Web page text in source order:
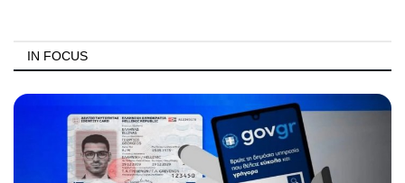
IN FOCUS